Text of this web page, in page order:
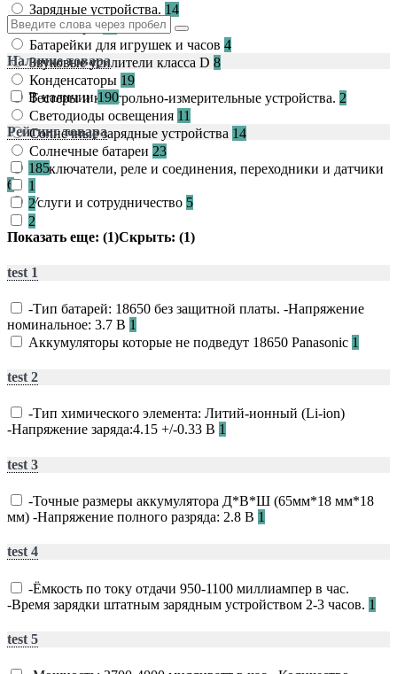
Зарядные устройства. 14
Ионисторы23
Батарейки для игрушек и часов 4
Звуковые усилители класса D 8
Конденсаторы 19
Тестеры и контрольно-измерительные устройства. 2
Светодиоды освещения 11
Солнечные зарядные устройства 14
Солнечные батареи 23
Выключатели, реле и соединения, переходники и датчики
6
Услуги и сотрудничество 5
Наличие товара
В наличии190
Рейтинг товара
185
1
2
2
Показать еще: (1)Скрыть: (1)
test 1
-Тип батарей: 18650 без защитной платы. -Напряжение
номинальное: 3.7 В 1
Аккумуляторы которые не подведут 18650 Panasonic 1
test 2
-Тип химического элемента: Литий-ионный (Li-ion)
-Напряжение заряда:4.15 +/-0.33 В 1
test 3
-Точные размеры аккумулятора Д*В*Ш (65мм*18 мм*18
мм) -Напряжение полного разряда: 2.8 В 1
test 4
-Ёмкость по току отдачи 950-1100 миллиампер в час.
-Время зарядки штатным зарядным устройством 2-3 часов. 1
test 5